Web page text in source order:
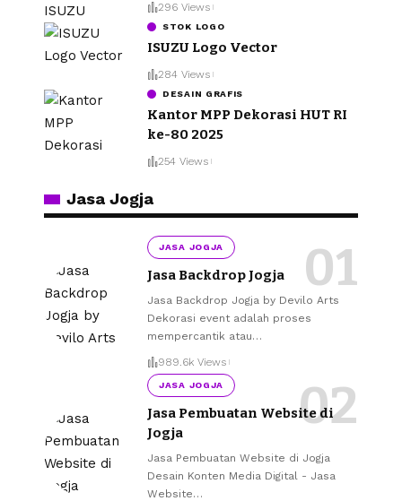
296 Views
STOK LOGO
ISUZU Logo Vector
284 Views
DESAIN GRAFIS
Kantor MPP Dekorasi HUT RI
ke-80 2025
254 Views
Jasa Jogja
JASA JOGJA
Jasa Backdrop Jogja
Jasa Backdrop Jogja by Devilo Arts
Dekorasi event adalah proses
mempercantik atau…
989.6k Views
JASA JOGJA
Jasa Pembuatan Website di
Jogja
Jasa Pembuatan Website di Jogja
Desain Konten Media Digital - Jasa
Website…